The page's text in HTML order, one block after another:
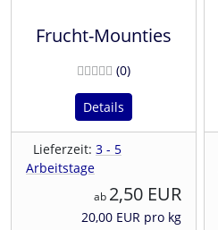
Frucht-Mounties
(0Bewertungen
)
Details
Lieferzeit: 3 - 5
Arbeitstage
ab 2,50 EUR
20,00 EUR pro kg